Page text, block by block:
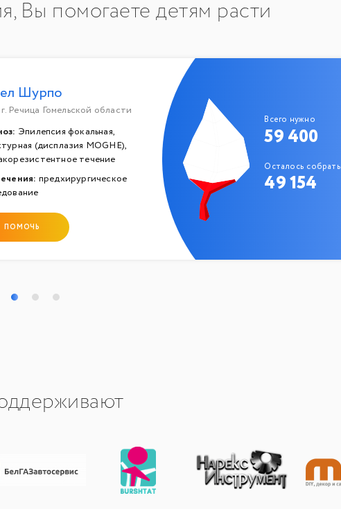
Вы помогаете детям расти
Шурпо
г. Речица Гомельской области
Эпилепсия фокальная,
(дисплазия MOGHE),
течение
предхирургическое
ПОМОЧЬ
Всего нужно
59 400
Осталось собрать
49 154